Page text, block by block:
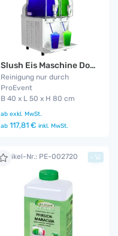
Slush Eis Maschine Doppelkammer
Reinigung nur durch
ProEvent
B 40 x L 50 x H 80 cm
ab exkl. MwSt.
ab 117,81 € inkl. MwSt.
Artikel-Nr.: PE-002720 +